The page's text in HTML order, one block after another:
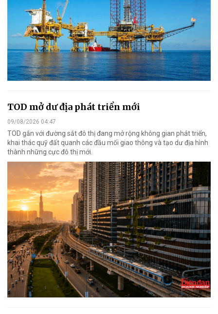
TOD mở dư địa phát triển mới
09/08/2026 04:47
TOD gắn với đường sắt đô thị đang mở rộng không gian phát triển,
khai thác quỹ đất quanh các đầu mối giao thông và tạo dư địa hình
thành những cực đô thị mới.